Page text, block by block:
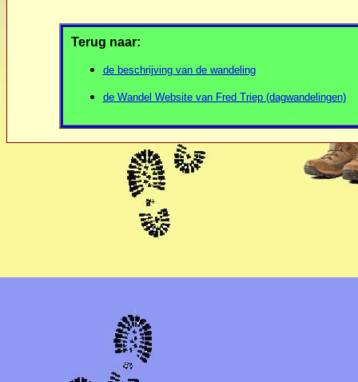
Terug naar:
de beschrijving van de wandeling
de Wandel Website van Fred Triep (dagwandelingen)